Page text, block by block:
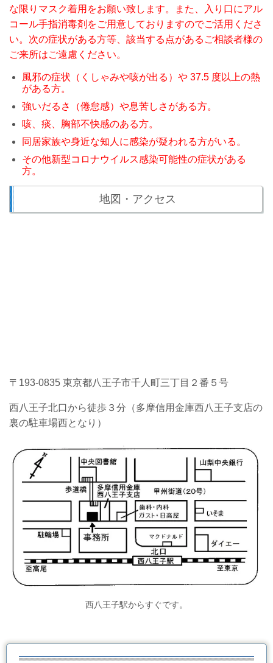
な限りマスク着用をお願い致します。また、入り口にアル
コール手指消毒剤をご用意しておりますのでご活用くださ
い。次の症状がある方等、該当する点があるご相談者様の
ご来所はご遠慮ください。
風邪の症状（くしゃみや咳が出る）や 37.5 度以上の熱
がある方。
強いだるさ（倦怠感）や息苦しさがある方。
咳、痰、胸部不快感のある方。
同居家族や身近な知人に感染が疑われる方がいる。
その他新型コロナウイルス感染可能性の症状がある
方。
地図・アクセス
〒193-0835 東京都八王子市千人町三丁目２番５号
西八王子北口から徒歩３分（多摩信用金庫西八王子支店の
裏の駐車場西となり）
西八王子駅からすぐです。